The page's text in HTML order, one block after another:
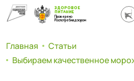
ЗДОРОВОЕ
ПИТАНИЕ
Проверено
Роспотребнадзором
Главная
Статьи
Выбираем качественное